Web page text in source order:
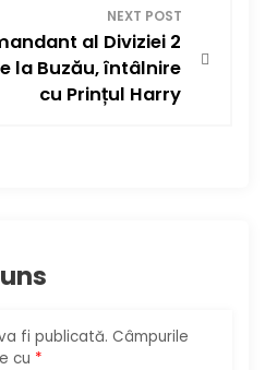
NEXT POST
al Diviziei 2
la Buzău, întâlnire
cu Prințul Harry
fi publicată. Câmpurile
cu *